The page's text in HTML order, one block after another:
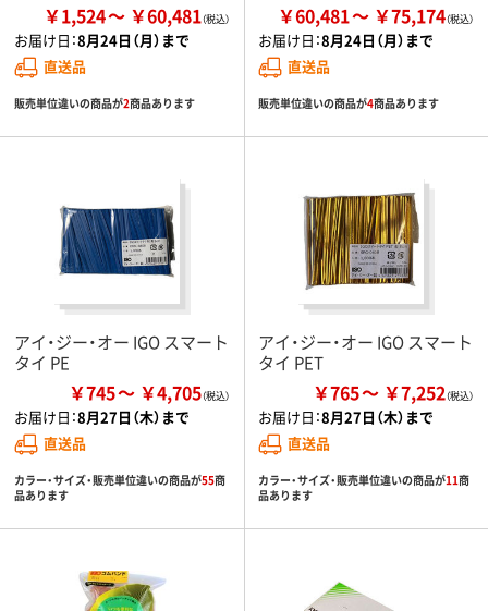
￥1,524 ￥60,481
お届け日：8月24日（月）まで
直送品
販売単位違いの商品が2商品あります
￥60,481 ￥75,174
お届け日：8月24日（月）まで
直送品
販売単位違いの商品が4商品あります
アイ・ジー・オー IGO スマート
タイ PE
￥745 ￥4,705
お届け日：8月27日（木）まで
直送品
カラー・サイズ・販売単位違いの商品が55商
品あります
アイ・ジー・オー IGO スマート
タイ PET
￥765 ￥7,252
お届け日：8月27日（木）まで
直送品
カラー・サイズ・販売単位違いの商品が11商
品あります